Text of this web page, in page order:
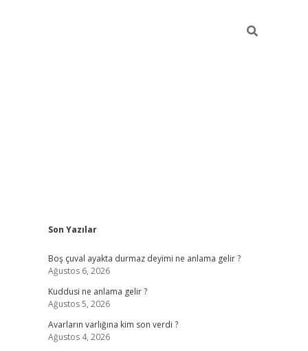
Sidebar
Son Yazılar
Boş çuval ayakta durmaz deyimi ne anlama gelir ?
Ağustos 6, 2026
Kuddusi ne anlama gelir ?
Ağustos 5, 2026
Avarların varlığına kim son verdi ?
Ağustos 4, 2026